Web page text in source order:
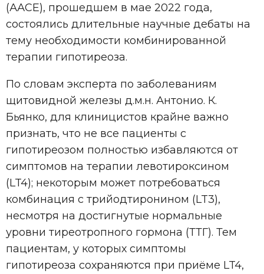
(ААСЕ), прошедшем в мае 2022 года,
состоялись длительные научные дебаты на
тему необходимости комбинированной
терапии гипотиреоза.
По словам эксперта по заболеваниям
щитовидной железы д.м.н. Антонио. К.
Бьянко, для клиницистов крайне важно
признать, что не все пациенты с
гипотиреозом полностью избавляются от
симптомов на терапии левотироксином
(LT4); некоторым может потребоваться
комбинация с трийодтиронином (LT3),
несмотря на достигнутые нормальные
уровни тиреотропного гормона (ТТГ). Тем
пациентам, у которых симптомы
гипотиреоза сохраняются при приёме LT4,